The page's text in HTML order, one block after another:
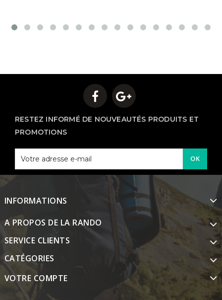
RESTEZ INFORMÉ DE NOUVEAUTÉS PRODUITS ET
PROMOTIONS
OK
INFORMATIONS
A PROPOS DE LA RANDO
SERVICE CLIENTS
CATÉGORIES
VOTRE COMPTE